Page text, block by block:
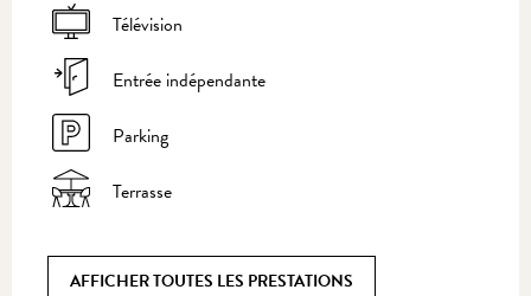
Télévision
Entrée indépendante
Parking
Terrasse
AFFICHER TOUTES LES PRESTATIONS